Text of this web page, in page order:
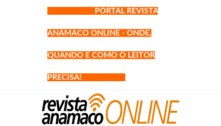
PORTAL REVISTA
ANAMACO ONLINE - ONDE,
QUANDO E COMO O LEITOR
PRECISA!